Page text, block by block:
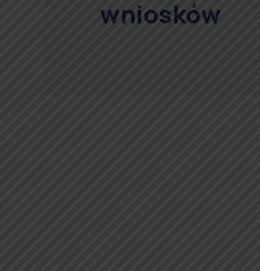
wniosków